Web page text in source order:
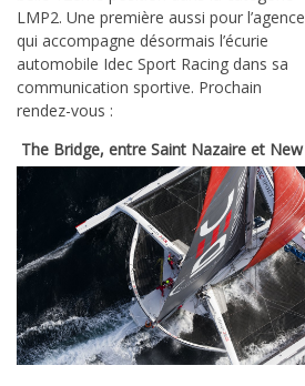
LMP2. Une première aussi pour l’agence
qui accompagne désormais l’écurie
automobile Idec Sport Racing dans sa
communication sportive. Prochain
rendez-vous :
The Bridge, entre Saint Nazaire et New